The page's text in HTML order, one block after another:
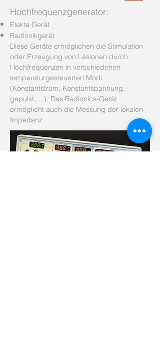
Hochfrequenzgenerator:
Elekta Gerät
Radionikgerät
Diese Geräte ermöglichen die Stimulation
oder Erzeugung von Läsionen durch
Hochfrequenzen in verschiedenen
temperaturgesteuerten Modi
(Konstantstrom, Konstantspannung,
gepulst, ...). Das Radionics-Gerät
ermöglicht auch die Messung der lokalen
Impedanz.